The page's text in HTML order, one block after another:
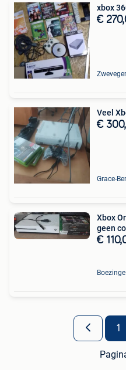
xbox
€
Veel
€
Grace-
Xbox
geen
€
Boezinge
1